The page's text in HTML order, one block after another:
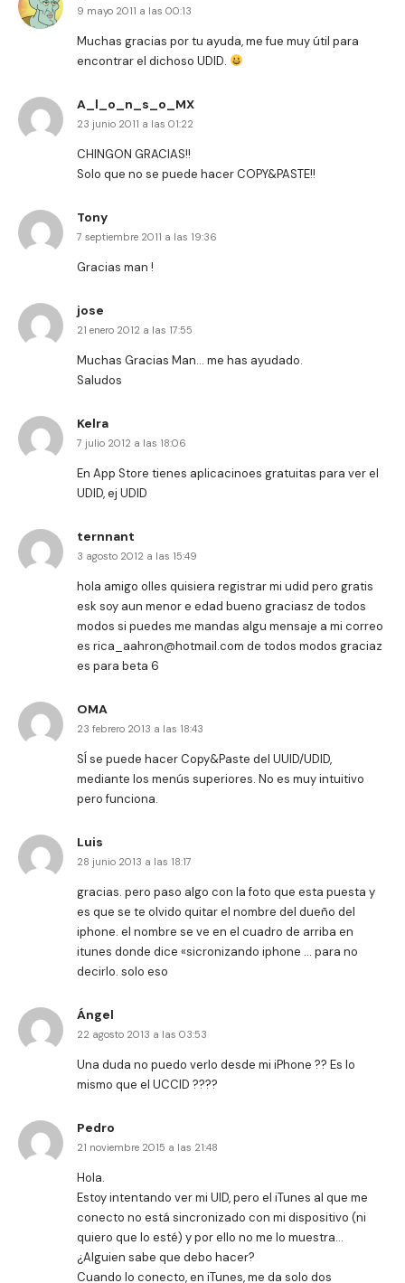
9 mayo 2011 a las 00:13
Muchas gracias por tu ayuda, me fue muy útil para
encontrar el dichoso UDID.
A_l_o_n_s_o_MX
23 junio 2011 a las 01:22
CHINGON GRACIAS!!
Solo que no se puede hacer COPY&PASTE!!
Tony
7 septiembre 2011 a las 19:36
Gracias man !
jose
21 enero 2012 a las 17:55
Muchas Gracias Man… me has ayudado.
Saludos
Kelra
7 julio 2012 a las 18:06
En App Store tienes aplicacinoes gratuitas para ver el
UDID, ej UDID
ternnant
3 agosto 2012 a las 15:49
hola amigo olles quisiera registrar mi udid pero gratis
esk soy aun menor e edad bueno graciasz de todos
modos si puedes me mandas algu mensaje a mi correo
es rica_aahron@hotmail.com de todos modos graciaz
es para beta 6
OMA
23 febrero 2013 a las 18:43
SÍ se puede hacer Copy&Paste del UUID/UDID,
mediante los menús superiores. No es muy intuitivo
pero funciona.
Luis
28 junio 2013 a las 18:17
gracias. pero paso algo con la foto que esta puesta y
es que se te olvido quitar el nombre del dueño del
iphone. el nombre se ve en el cuadro de arriba en
itunes donde dice «sicronizando iphone … para no
decirlo. solo eso
Ángel
22 agosto 2013 a las 03:53
Una duda no puedo verlo desde mi iPhone ?? Es lo
mismo que el UCCID ????
Pedro
21 noviembre 2015 a las 21:48
Hola.
Estoy intentando ver mi UID, pero el iTunes al que me
conecto no está sincronizado con mi dispositivo (ni
quiero que lo esté) y por ello no me lo muestra…
¿Alguien sabe que debo hacer?
Cuando lo conecto, en iTunes, me da solo dos